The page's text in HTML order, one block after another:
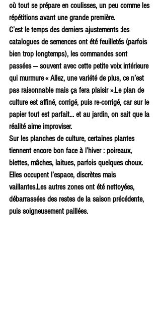
où tout se prépare en coulisses, un peu comme les
répétitions avant une grande première.
C’est le temps des derniers ajustements :les
catalogues de semences ont été feuilletés (parfois
bien trop longtemps), les commandes sont
passées — souvent avec cette petite voix intérieure
qui murmure « Allez, une variété de plus, ce n’est
pas raisonnable mais ça fera plaisir ».Le plan de
culture est affiné, corrigé, puis re-corrigé, car sur le
papier tout est parfait… et au jardin, on sait que la
réalité aime improviser.
Sur les planches de culture, certaines plantes
tiennent encore bon face à l’hiver : poireaux,
blettes, mâches, laitues, parfois quelques choux.
Elles occupent l’espace, discrètes mais
vaillantes.Les autres zones ont été nettoyées,
débarrassées des restes de la saison précédente,
puis soigneusement paillées.